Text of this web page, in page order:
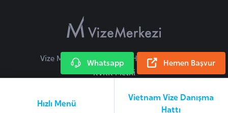
Hızlı Menü
Vietnam Vize Danışma
Hattı
Vize Merkezi © 2026 Tüm Hakları Saklıdır.
KVKK Metni
d
Hemen Başvur
Whatsapp